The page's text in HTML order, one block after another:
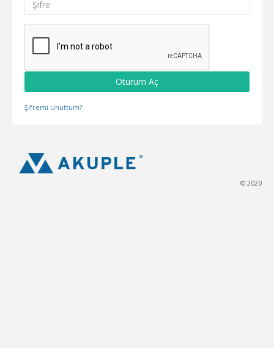
Oturum Aç
Şifremi Unuttum?
© 2020